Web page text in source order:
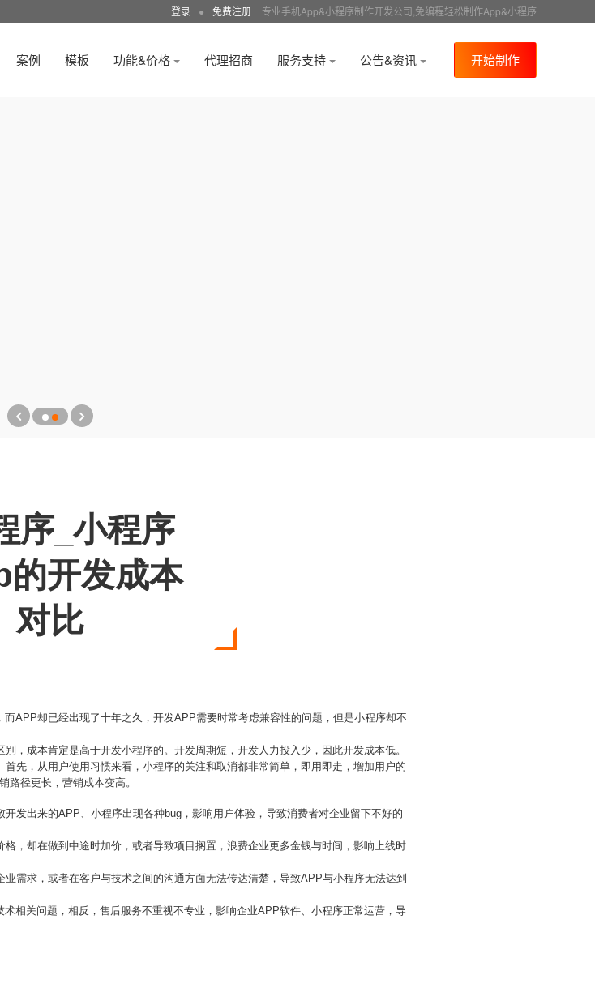
登录 ● 免费注册 专业手机App&小程序制作开发公司,免编程轻松制作App&小程序
案例 模板 功能&价格 代理招商 服务支持 公告&资讯 开始制作
序_小程序
的开发成本
对比
APP却已经出现了十年之久，开发APP需要时常考虑兼容性的问题，但是小程序却不
，成本肯定是高于开发小程序的。开发周期短，开发人力投入少，因此开发成本低。
先，从用户使用习惯来看，小程序的关注和取消都非常简单，即用即走，增加用户的
路径更长，营销成本变高。
发出来的APP、小程序出现各种bug，影响用户体验，导致消费者对企业留下不好的
，却在做到中途时加价，或者导致项目搁置，浪费企业更多金钱与时间，影响上线时
需求，或者在客户与技术之间的沟通方面无法传达清楚，导致APP与小程序无法达到
相关问题，相反，售后服务不重视不专业，影响企业APP软件、小程序正常运营，导